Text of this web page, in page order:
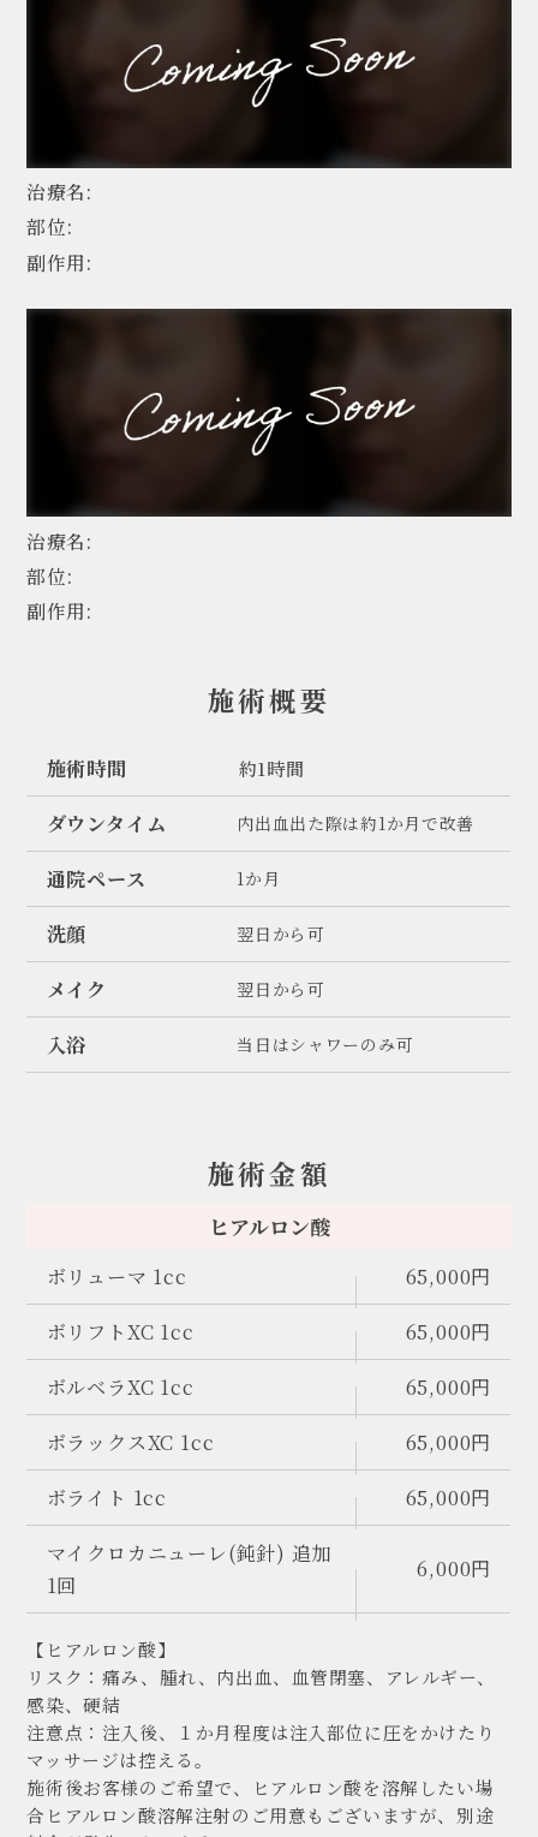
治療名:
部位:
副作用:
治療名:
部位:
副作用:
施術概要
施術時間 約1時間
ダウンタイム 内出血出た際は約1か月で改善
通院ペース 1か月
洗顔 翌日から可
メイク 翌日から可
入浴 当日はシャワーのみ可
施術金額
ヒアルロン酸
ボリューマ 1cc
65,000円
ボリフトXC 1cc
65,000円
ボルベラXC 1cc
65,000円
ボラックスXC 1cc
65,000円
ボライト 1cc
65,000円
マイクロカニューレ(鈍針) 追加
1回
6,000円
【ヒアルロン酸】
リスク：痛み、腫れ、内出血、血管閉塞、アレルギー、
感染、硬結
注意点：注入後、１か月程度は注入部位に圧をかけたり
マッサージは控える。
施術後お客様のご希望で、ヒアルロン酸を溶解したい場
合ヒアルロン酸溶解注射のご用意もございますが、別途